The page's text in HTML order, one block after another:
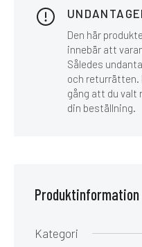
Den här
innebär att
Således
och returrätten.
gång att du valt
din beställning.
Produktinformation
Kategori